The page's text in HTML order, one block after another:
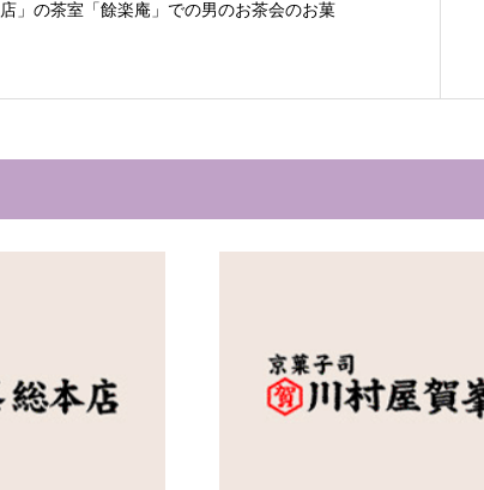
」の茶室「餘楽庵」での男のお茶会のお菓